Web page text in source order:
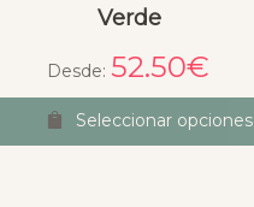
Verde
Desde: 52.50€
Seleccionar opciones